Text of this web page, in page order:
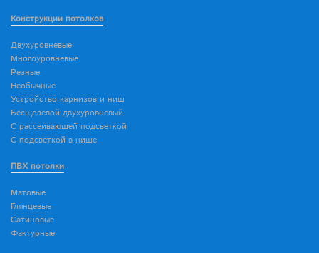
Конструкции потолков
Двухуровневые
Многоуровневые
Резные
Необычные
Устройство карнизов и ниш
Бесщелевой двухуровневый
С рассеивающей подсветкой
С подсветкой в нише
ПВХ потолки
Матовые
Глянцевые
Сатиновые
Фактурные